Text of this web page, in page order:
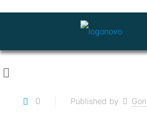
0 Published by